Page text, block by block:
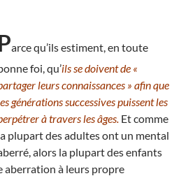
arce qu’ils estiment, en toute
foi, qu’ils se doivent de «
leurs connaissances » afin que
générations successives puissent les
à travers les âges. Et comme
plupart des adultes ont un mental
alors la plupart des enfants
à leurs propre